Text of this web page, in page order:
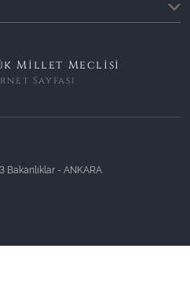
Millet Meclisi
Sayfası
Bakanlıklar - ANKARA